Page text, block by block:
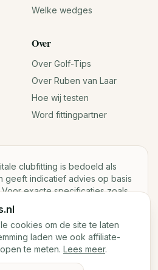
Welke wedges
Over
Over Golf-Tips
Over Ruben van Laar
Hoe wij testen
Word fittingpartner
clubfitting is bedoeld als
geeft indicatief advies op basis
exacte specificaties zoals
swingweight blijft een fysieke
de beste keuze.
golfadviesplatform van
cookies om de site te laten
laden we ook affiliate-
te meten. Lees meer.